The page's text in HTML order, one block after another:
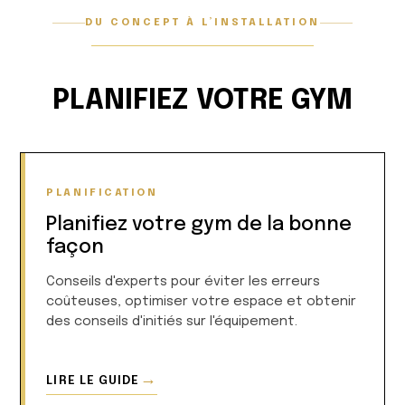
DU CONCEPT À L’INSTALLATION
PLANIFIEZ VOTRE GYM
PLANIFICATION
Planifiez votre gym de la bonne
façon
Conseils d'experts pour éviter les erreurs
coûteuses, optimiser votre espace et obtenir
des conseils d'initiés sur l'équipement.
LIRE LE GUIDE →